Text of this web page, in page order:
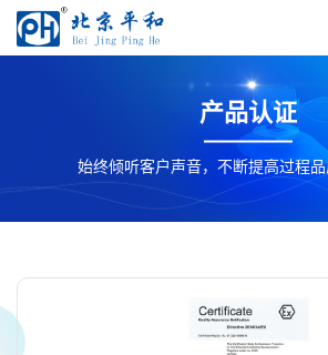
产品认证
始终倾听客户声音，不断提高过程